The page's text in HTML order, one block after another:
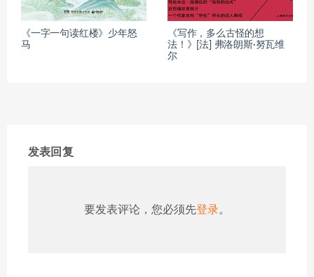
《一字一句读红楼》少年怒
马
《写作，多么古怪的想
法！》[法] 弗洛朗斯·努瓦维
尔
发表回复
要发表评论，您必须先登录。